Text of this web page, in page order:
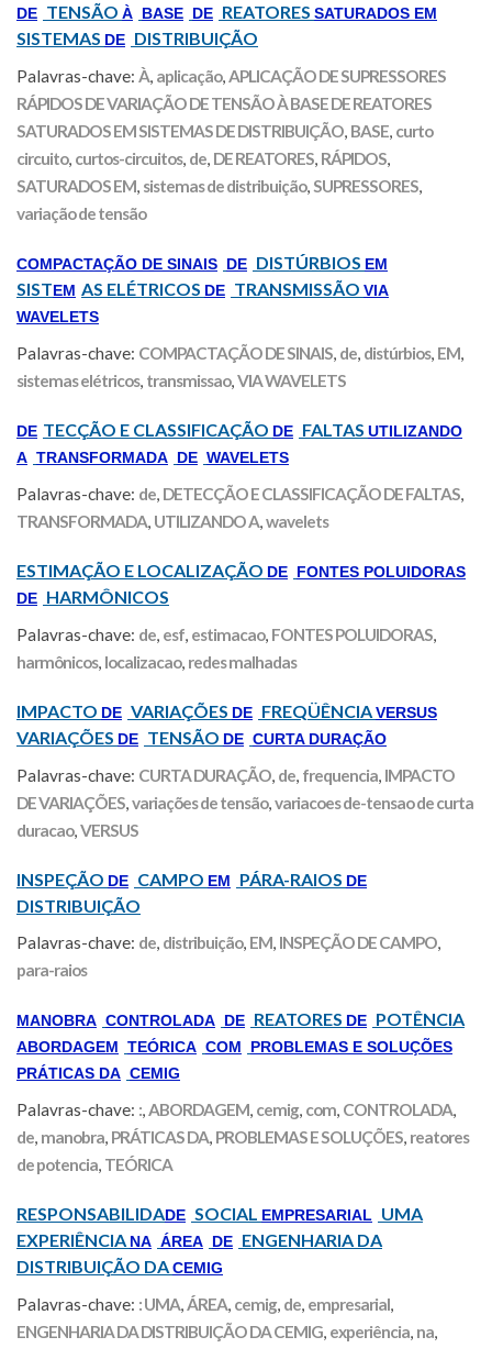
DE TENSÃO À BASE DE REATORES SATURADOS EM
SISTEMAS DE DISTRIBUIÇÃO
Palavras-chave: À, aplicação,APLICAÇÃO DE SUPRESSORES
RÁPIDOS DE VARIAÇÃO DE TENSÃO À BASE DE REATORES
SATURADOS EM SISTEMAS DE DISTRIBUIÇÃO, BASE, curto
circuito, curtos-circuitos, de, DE REATORES, RÁPIDOS,
SATURADOS EM, sistemas de distribuição,SUPRESSORES,
variação de tensão
COMPACTAÇÃO DE SINAIS DE DISTÚRBIOS EM
SISTEM AS ELÉTRICOS DE TRANSMISSÃO VIA
WAVELETS
Palavras-chave: COMPACTAÇÃO DE SINAIS, de, distúrbios, EM,
sistemas elétricos, transmissao,VIA WAVELETS
DE TECÇÃO E CLASSIFICAÇÃO DE FALTAS UTILIZANDO
A TRANSFORMADA DE WAVELETS
Palavras-chave: de, DETECÇÃO E CLASSIFICAÇÃO DE FALTAS,
TRANSFORMADA, UTILIZANDO A,wavelets
ESTIMAÇÃO E LOCALIZAÇÃO DE FONTES POLUIDORAS
DE HARMÔNICOS
Palavras-chave: de, esf, estimacao, FONTES POLUIDORAS,
harmônicos, localizacao, redes malhadas
IMPACTO DE VARIAÇÕES DE FREQÜÊNCIAVERSUS
VARIAÇÕES DE TENSÃO DE CURTA DURAÇÃO
Palavras-chave: CURTA DURAÇÃO, de, frequencia, IMPACTO
DE VARIAÇÕES,variações de tensão,variacoes de-tensao de curta
duracao,VERSUS
INSPEÇÃO DE CAMPO EM PÁRA-RAIOS DE
DISTRIBUIÇÃO
Palavras-chave: de, distribuição, EM, INSPEÇÃO DE CAMPO,
para-raios
MANOBRA CONTROLADA DE REATORES DE POTÊNCIA
ABORDAGEM TEÓRICA COM
PROBLEMAS E SOLUÇÕES
PRÁTICAS DA CEMIG
Palavras-chave: :,ABORDAGEM, cemig, com, CONTROLADA,
de, manobra, PRÁTICAS DA, PROBLEMAS E SOLUÇÕES, reatores
de potencia, TEÓRICA
RESPONSABILIDADE SOCIAL EMPRESARIAL
UMA
EXPERIÊNCIA NA ÁREA DE ENGENHARIA DA
DISTRIBUIÇÃO DACEMIG
Palavras-chave: : UMA,ÁREA, cemig, de, empresarial,
ENGENHARIA DA DISTRIBUIÇÃO DA CEMIG, experiência, na,